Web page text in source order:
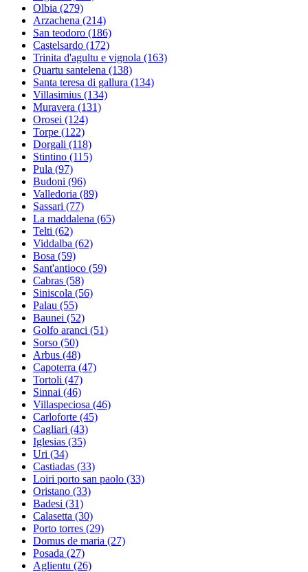
Olbia (279)
Arzachena (214)
San teodoro (186)
Castelsardo (172)
Trinita d'agultu e vignola (163)
Quartu santelena (138)
Santa teresa di gallura (134)
Villasimius (134)
Muravera (131)
Orosei (124)
Torpe (122)
Dorgali (118)
Stintino (115)
Pula (97)
Budoni (96)
Valledoria (89)
Sassari (77)
La maddalena (65)
Telti (62)
Viddalba (62)
Bosa (59)
Sant'antioco (59)
Cabras (58)
Siniscola (56)
Palau (55)
Baunei (52)
Golfo aranci (51)
Sorso (50)
Arbus (48)
Capoterra (47)
Tortoli (47)
Sinnai (46)
Villaspeciosa (46)
Carloforte (45)
Cagliari (43)
Iglesias (35)
Uri (34)
Castiadas (33)
Loiri porto san paolo (33)
Oristano (33)
Badesi (31)
Calasetta (30)
Porto torres (29)
Domus de maria (27)
Posada (27)
Aglientu (26)